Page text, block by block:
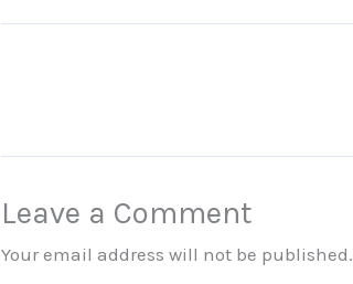
Leave a Comment
Your email address will not be published.